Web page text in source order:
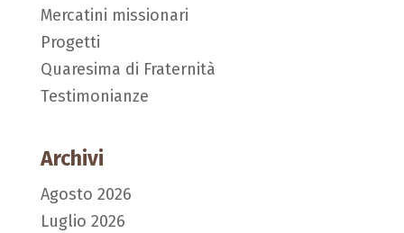
Mercatini missionari
Progetti
Quaresima di Fraternità
Testimonianze
Archivi
Agosto 2026
Luglio 2026